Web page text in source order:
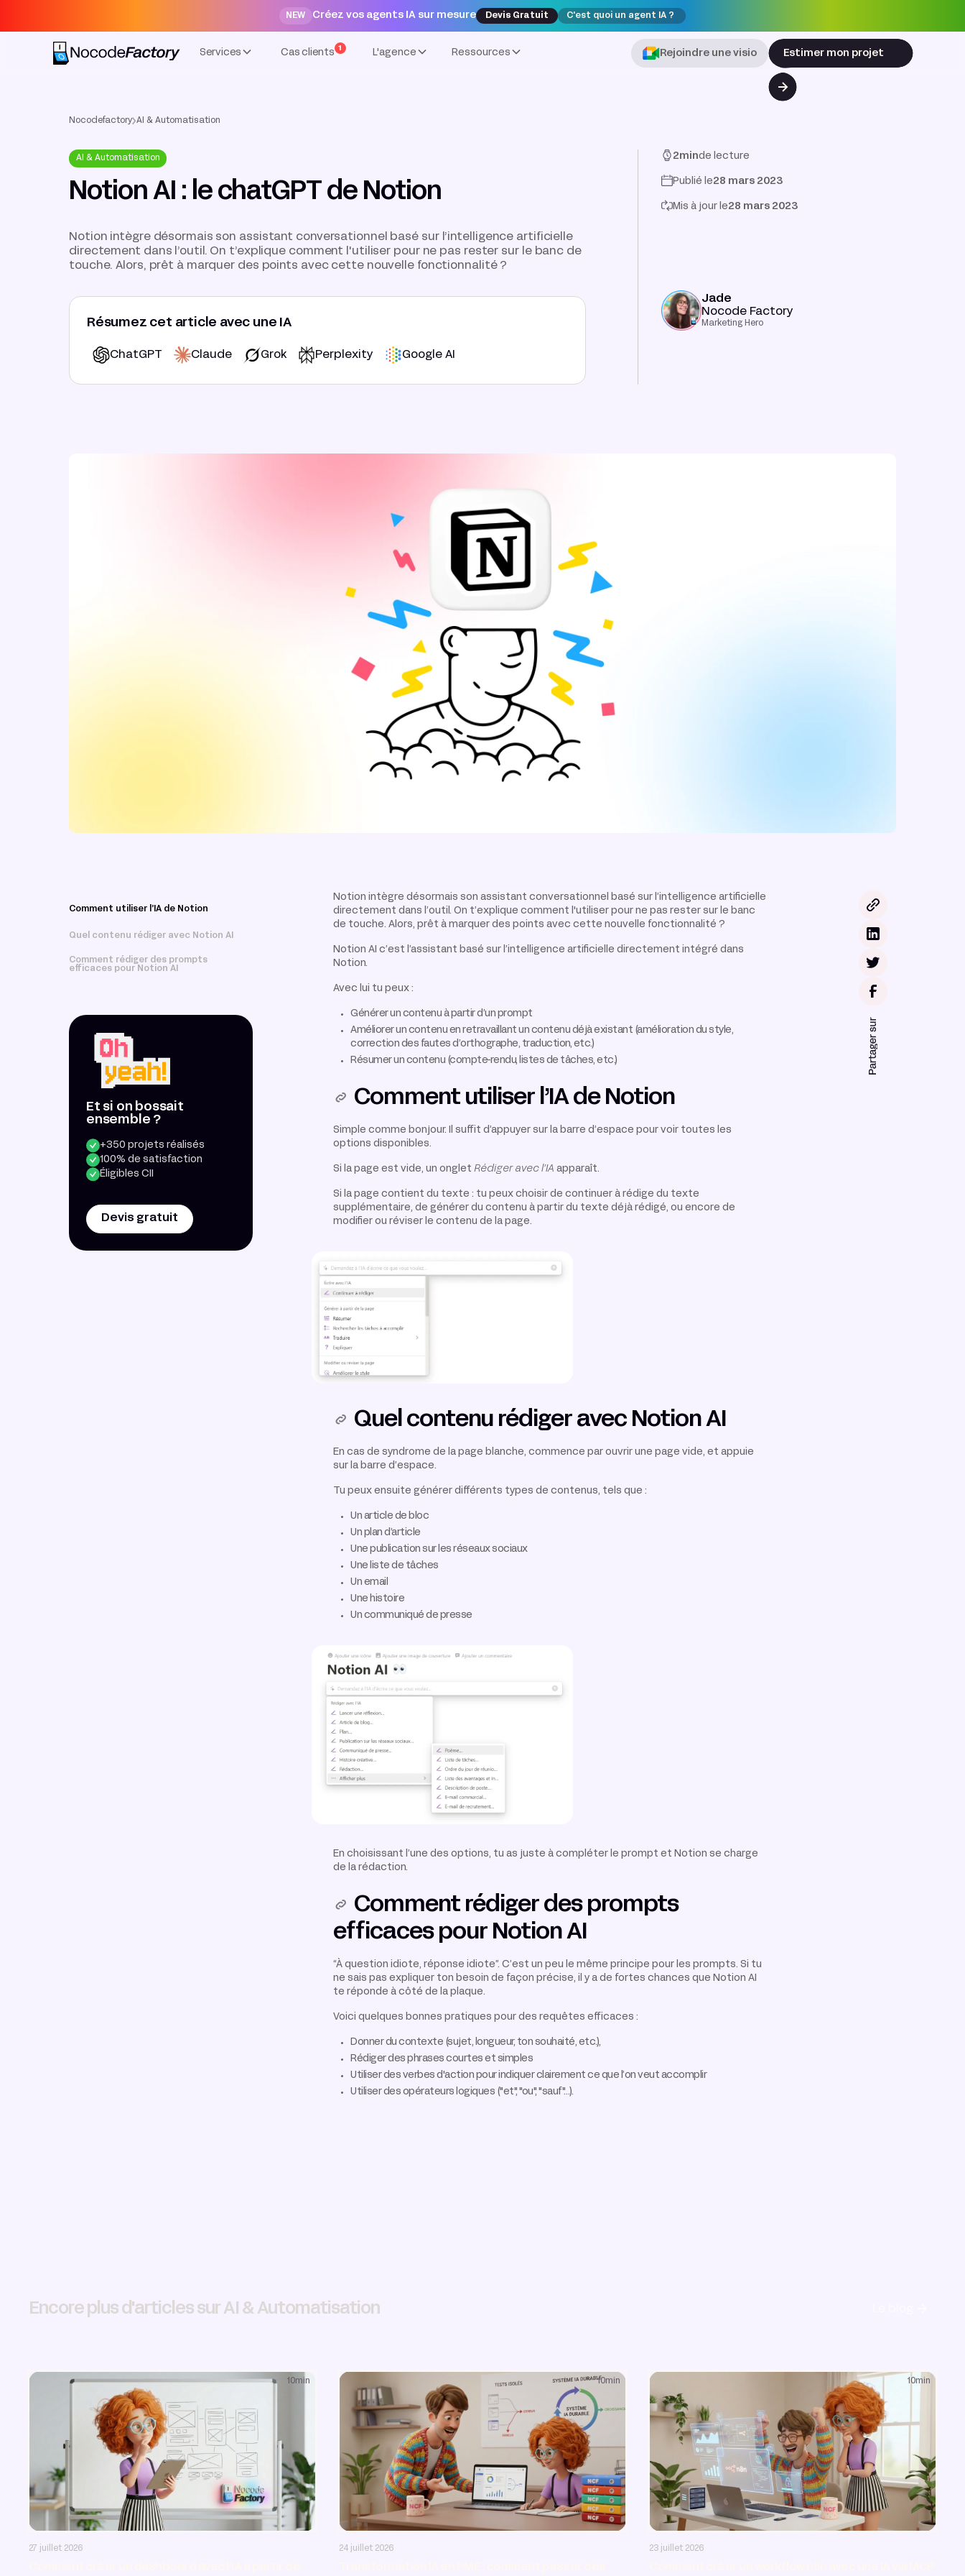
NEW Créez vos agents IA sur mesure Devis Gratuit C'est quoi un agent IA ?
Services Cas clients
1
L'agence Ressources Rejoindre une visio Estimer mon projet
Nocodefactory AI & Automatisation
AI & Automatisation
Notion AI : le chatGPT de Notion
Notion intègre désormais son assistant conversationnel basé sur l’intelligence artificielle
directement dans l’outil. On t’explique comment l'utiliser pour ne pas rester sur le banc de
touche. Alors, prêt à marquer des points avec cette nouvelle fonctionnalité ?
Résumez cet article avec une IA
ChatGPT Claude Grok Perplexity Google AI
2minde lecture
Publié le28 mars 2023
Mis à jour le28 mars 2023
Jade
Nocode Factory
Marketing Hero
Comment utiliser l’IA de Notion
Quel contenu rédiger avec Notion AI
Comment rédiger des prompts
efficaces pour Notion AI
Et si on bossait
ensemble ?
+350 projets réalisés
100% de satisfaction
Éligibles CII
Devis gratuit
Notion intègre désormais son assistant conversationnel basé sur l’intelligence artificielle
directement dans l’outil. On t’explique comment l'utiliser pour ne pas rester sur le banc
de touche. Alors, prêt à marquer des points avec cette nouvelle fonctionnalité ?
Notion AI c’est l’assistant basé sur l’intelligence artificielle directement intégré dans
Notion.
Avec lui tu peux :
Générer un contenu à partir d’un prompt
Améliorer un contenu en retravaillant un contenu déjà existant (amélioration du style,
correction des fautes d’orthographe, traduction, etc.)
Résumer un contenu (compte-rendu, listes de tâches, etc.)
Comment utiliser l’IA de Notion
Simple comme bonjour. Il suffit d’appuyer sur la barre d’espace pour voir toutes les
options disponibles.
Si la page est vide, un onglet Rédiger avec l’IA apparaît.
Si la page contient du texte : tu peux choisir de continuer à rédige du texte
supplémentaire, de générer du contenu à partir du texte déjà rédigé, ou encore de
modifier ou réviser le contenu de la page.
Quel contenu rédiger avec Notion AI
En cas de syndrome de la page blanche, commence par ouvrir une page vide, et appuie
sur la barre d’espace.
Tu peux ensuite générer différents types de contenus, tels que :
Un article de bloc
Un plan d’article
Une publication sur les réseaux sociaux
Une liste de tâches
Un email
Une histoire
Un communiqué de presse
En choisissant l’une des options, tu as juste à compléter le prompt et Notion se charge
de la rédaction.
Comment rédiger des prompts
efficaces pour Notion AI
“À question idiote, réponse idiote”. C’est un peu le même principe pour les prompts. Si tu
ne sais pas expliquer ton besoin de façon précise, il y a de fortes chances que Notion AI
te réponde à côté de la plaque.
Voici quelques bonnes pratiques pour des requêtes efficaces :
Donner du contexte (sujet, longueur, ton souhaité, etc.),
Rédiger des phrases courtes et simples
Utiliser des verbes d'action pour indiquer clairement ce que l’on veut accomplir
Utiliser des opérateurs logiques ("et", "ou", "sauf"…).
Encore plus d'articles sur AI & Automatisation
27 juillet 2026
10 min
24 juillet 2026
10 min
23 juillet 2026
10 min